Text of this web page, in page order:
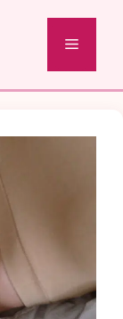
Menu